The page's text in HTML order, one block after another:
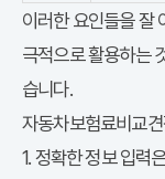
이러한 요인들을 잘
극적으로 활용하는
습니다.
자동차보험료비교
1. 정확한 정보 입력